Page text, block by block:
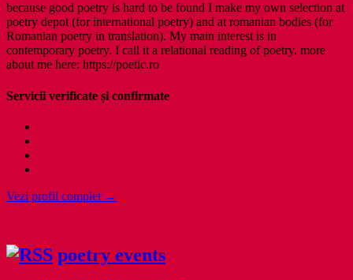
because good poetry is hard to be found I make my own selection at
poetry depot (for international poetry) and at romanian bodies (for
Romanian poetry in translation). My main interest is in
contemporary poetry. I call it a relational reading of poetry. more
about me here: https://poetic.ro
Servicii verificate și confirmate
Vezi profil complet →
poetry events